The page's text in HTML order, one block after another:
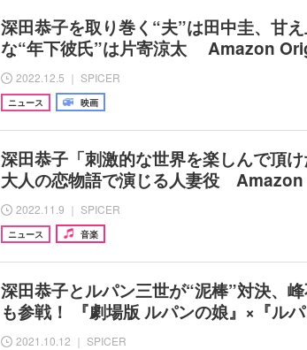
深田恭子を取り巻く“夫”は田中圭、甘
な“年下彼氏”は片寄涼太 Amazon
2022.12.5 ｜ SPICER
ニュース 映画
深田恭子「刺激的な世界を楽しんで頂け
大人の恋物語で演じる人妻役
2022.11.9 ｜ SPICER
ニュース 音楽
深田恭子とルパン三世が“泥棒”対決、
も参戦！ 『劇場版 ルパンの娘』×『ル
2021.10.12 ｜ SPICER